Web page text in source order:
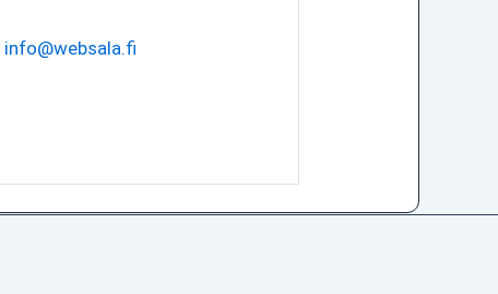
info@websala.fi